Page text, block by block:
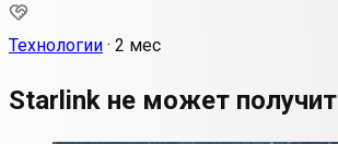
Технологии · 2 мес
Starlink не может